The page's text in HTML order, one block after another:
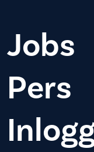
Jobs
Pers